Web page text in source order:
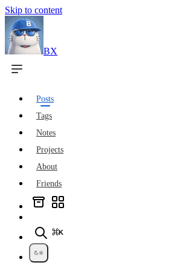
Skip to content
BX
Posts
Tags
Notes
Projects
About
Friends
⌘K